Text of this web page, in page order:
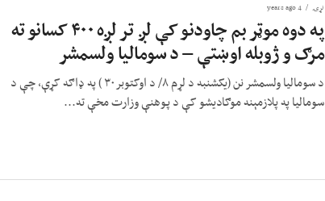
نړۍ 4 years ago
په دوه موټر بم چاودنو کې لږ تر لږه ۴۰۰ کسانو ته
مرګ و ژوبله اوښتې – د سومالیا ولسمشر
د سومالیا ولسمشر نن (یکشنبه د لړم ۸/ د اوکتوبر۳۰ ) په ډاګه کړې، چې د
سومالیا په پلازمېنه موګادیشو کې د پوهنې وزارت مخې ته...